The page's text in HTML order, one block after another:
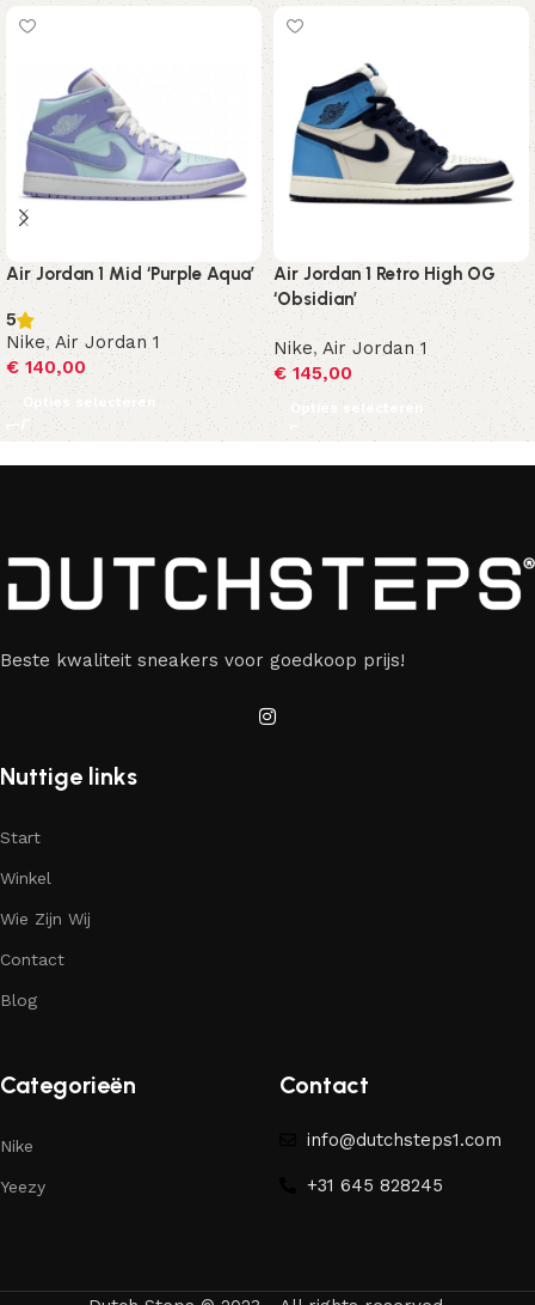
Air Jordan 1 Mid ‘Purple Aqua’
5
Nike, Air Jordan 1
€ 140,00
Opties selecteren
Air Jordan 1 Retro High OG
‘Obsidian’
Nike, Air Jordan 1
€145,00
Opties selecteren
Beste kwaliteit sneakers voor goedkoop prijs!
Nuttige links
Start
Winkel
Wie Zijn Wij
Contact
Blog
Categorieën
Nike
Yeezy
Contact
info@dutchsteps1.com
+31 645 828245